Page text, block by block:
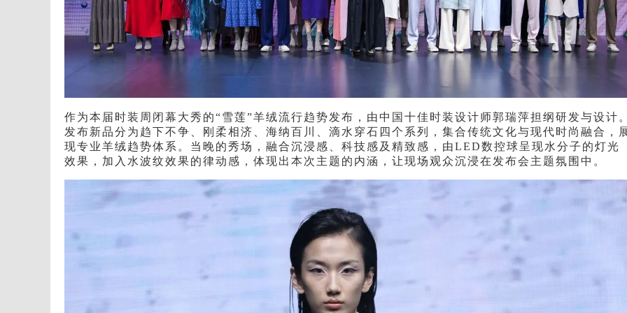
作为本届时装周闭幕大秀的“雪莲”羊绒流行趋势发布，由中国十佳时装设计师郭瑞萍担纲研发与设计
发布新品分为趋下不争、刚柔相济、海纳百川、滴水穿石四个系列，集合传统文化与现代时尚融合，
现专业羊绒趋势体系。当晚的秀场，融合沉浸感、科技感及精致感，由LED数控球呈现水分子的灯光
效果，加入水波纹效果的律动感，体现出本次主题的内涵，让现场观众沉浸在发布会主题氛围中。